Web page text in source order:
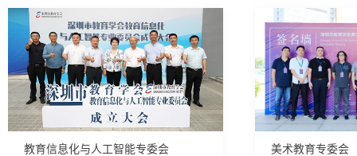
教育信息化与人工智能专委会 美术教育专委会